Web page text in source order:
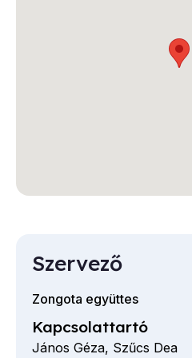
Szervező
Zongota együttes
Kapcsolattartó
János Géza, Szűcs Dea